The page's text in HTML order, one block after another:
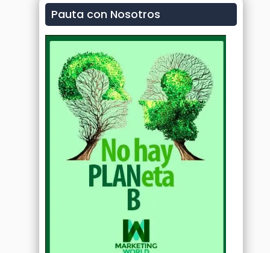
Pauta con Nosotros